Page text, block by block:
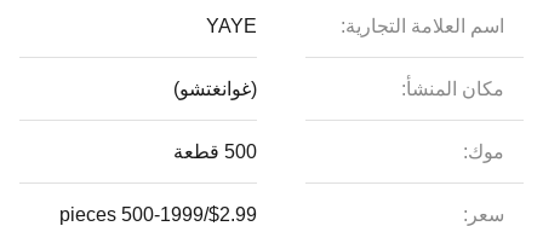
اسم العلامة التجارية: YAYE
مكان المنشأ: (غوانغتشو)
موك: 500 قطعة
سعر:
$2.99/pieces 500-1999